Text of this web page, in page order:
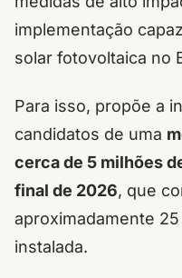
implementação
solar fotovoltaica no
Para isso, propõe a
candidatos de uma
cerca de 5 milhões
final de 2026, que
aproximadamente
instalada.